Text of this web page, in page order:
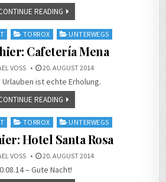
READING
TORROX UNTERWEGS
Cafetería Mena
VOSS 20. AUGUST 2014
Urlauben ist echte Erholung.
READING
TORROX UNTERWEGS
Hotel Santa Rosa
VOSS 20. AUGUST 2014
– Gute Nacht!